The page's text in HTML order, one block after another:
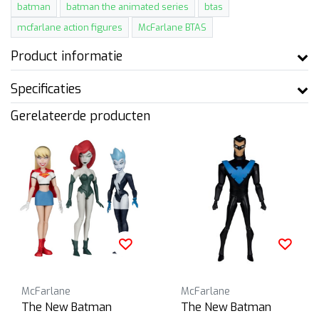
batman batman the animated series
btas
mcfarlane action figures
McFarlane BTAS
Product informatie
Specificaties
Gerelateerde producten
McFarlane
The New Batman
McFarlane
The New Batman